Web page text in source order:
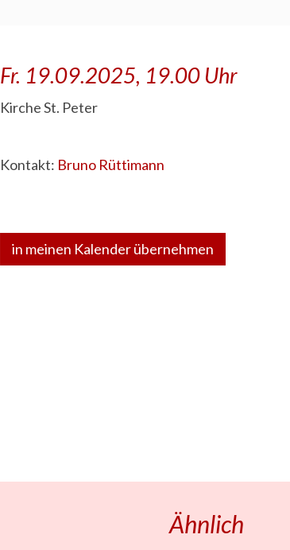
Fr. 19.09.2025, 19.00 Uhr
Kirche St. Peter
Kontakt: Bruno Rüttimann
in meinen Kalender übernehmen
Ähnlich